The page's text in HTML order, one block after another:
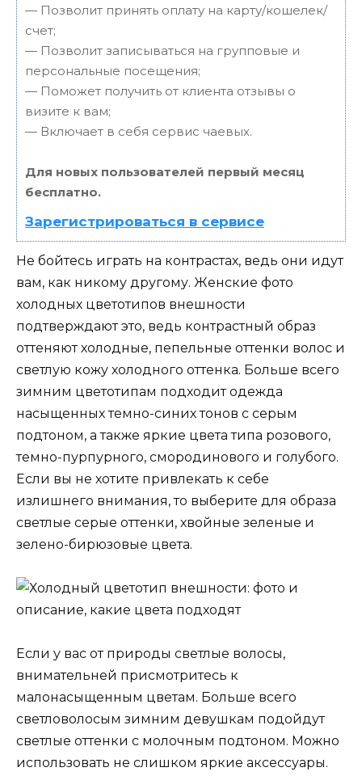
— Позволит принять оплату на карту/кошелек/
счет;
— Позволит записываться на групповые и
персональные посещения;
— Поможет получить от клиента отзывы о
визите к вам;
— Включает в себя сервис чаевых.
Для новых пользователей первый месяц
бесплатно.
Зарегистрироваться в сервисе
Не бойтесь играть на контрастах, ведь они идут
вам, как никому другому. Женские фото
холодных цветотипов внешности
подтверждают это, ведь контрастный образ
оттеняют холодные, пепельные оттенки волос и
светлую кожу холодного оттенка. Больше всего
зимним цветотипам подходит одежда
насыщенных темно-синих тонов с серым
подтоном, а также яркие цвета типа розового,
темно-пурпурного, смородинового и голубого.
Если вы не хотите привлекать к себе
излишнего внимания, то выберите для образа
светлые серые оттенки, хвойные зеленые и
зелено-бирюзовые цвета.
Если у вас от природы светлые волосы,
внимательней присмотритесь к
малонасыщенным цветам. Больше всего
светловолосым зимним девушкам подойдут
светлые оттенки с молочным подтоном. Можно
использовать не слишком яркие аксессуары.